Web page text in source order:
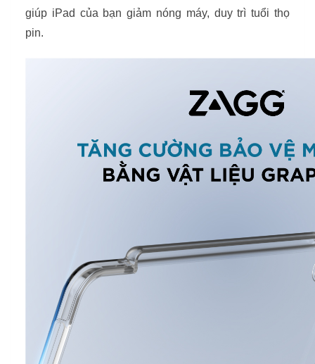
giúp iPad của bạn giảm nóng máy, duy trì tuổi thọ
pin.